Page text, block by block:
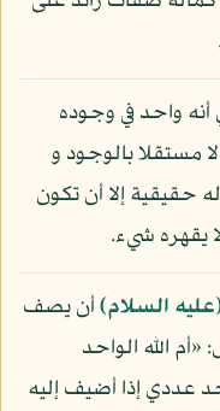
واحد في وجوده
مستقلا بالوجود و
إلا أن تكون
يقهره شيء.
السلام)أن يصف
الله الواحد
عددي إذا أضيف إليه